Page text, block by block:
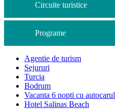
Circuite turistice
Programe
Agentie de turism
Sejururi
Turcia
Bodrum
Vacanta 6 nopti cu autocarul
Hotel Salinas Beach